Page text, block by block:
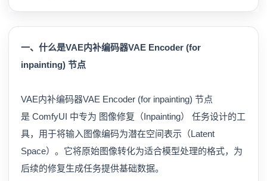
一、什么是VAE内补编码器VAE Encoder (for
inpainting) 节点
VAE内补编码器VAE Encoder (for inpainting) 节点
是 ComfyUI 中专为 图像修复（Inpainting） 任务设计的工
具，用于将输入图像编码为潜在空间表示（Latent
Space）。它将原始图像转化为适合模型处理的格式，为
后续的修复生成任务提供基础数据。